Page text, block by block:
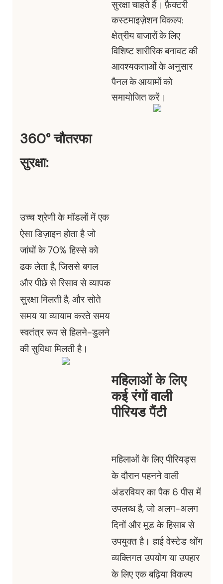
सुरक्षा चाहते हैं। फ़ैक्टरी
कस्टमाइज़ेशन विकल्प:
क्षेत्रीय बाजारों के लिए
विशिष्ट शारीरिक बनावट की
आवश्यकताओं के अनुसार
पैनल के आयामों को
समायोजित करें।
360° चौतरफा
सुरक्षा:
उच्च श्रेणी के मॉडलों में एक
ऐसा डिज़ाइन होता है जो
जांघों के 70% हिस्से को
ढक लेता है, जिससे बगल
और पीछे से रिसाव से व्यापक
सुरक्षा मिलती है, और सोते
समय या व्यायाम करते समय
स्वतंत्र रूप से हिलने-डुलने
की सुविधा मिलती है।
महिलाओं के लिए
कई रंगों वाली
पीरियड पैंटी
महिलाओं के लिए पीरियड्स
के दौरान पहनने वाली
अंडरवियर का पैक 6 पीस में
उपलब्ध है, जो अलग-अलग
दिनों और मूड के हिसाब से
उपयुक्त है। हाई वेस्टेड थोंग
व्यक्तिगत उपयोग या उपहार
के लिए एक बढ़िया विकल्प